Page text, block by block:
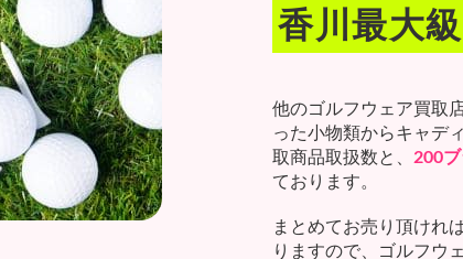
香川最大
他のゴルフウェア買取
った小物類からキャデ
取商品取扱数と、 200
ております。
まとめてお売り頂けれ
りますので、ゴルフウ